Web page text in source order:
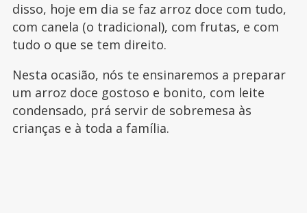
disso, hoje em dia se faz arroz doce com tudo,
com canela (o tradicional), com frutas, e com
tudo o que se tem direito.
Nesta ocasião, nós te ensinaremos a preparar
um arroz doce gostoso e bonito, com leite
condensado, prá servir de sobremesa às
crianças e à toda a família.